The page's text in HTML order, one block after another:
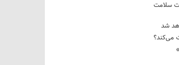
سلامت
می‌کند؟
رویداد ملی «انتخاب جوان سال ۱۴۰۴»